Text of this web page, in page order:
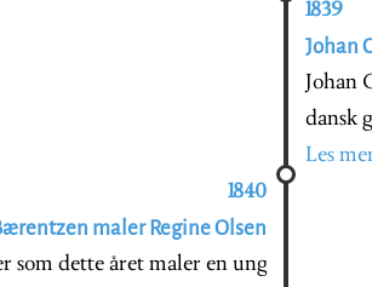
1839
Johan
Johan
dansk
Les
1840
maler Regine Olsen
som dette året maler en ung